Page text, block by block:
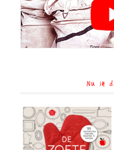
Nu in